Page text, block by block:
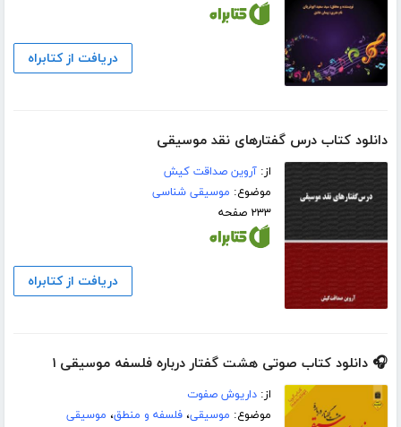
دریافت از کتابراه
دانلود کتاب درس گفتارهای نقد موسیقی
از:آروین صداقت کیش
موضوع: موسیقی شناسی
۲۳۳ صفحه
دریافت از کتابراه
🎧 دانلود کتاب صوتی هشت گفتار درباره فلسفه موسیقی ۱
از:داریوش صفوت
موضوع: موسیقی،فلسفه و منطق، موسیقی